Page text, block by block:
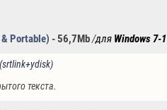
Portable) - 56,7Mb/для Windows 7-1
(srtlink+ydisk)
текста.